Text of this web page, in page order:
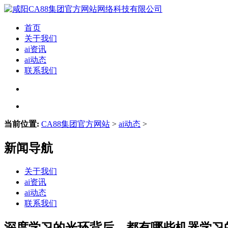
首页
关于我们
ai资讯
ai动态
联系我们
当前位置: CA88集团官方网站 > ai动态 >
新闻导航
关于我们
ai资讯
ai动态
联系我们